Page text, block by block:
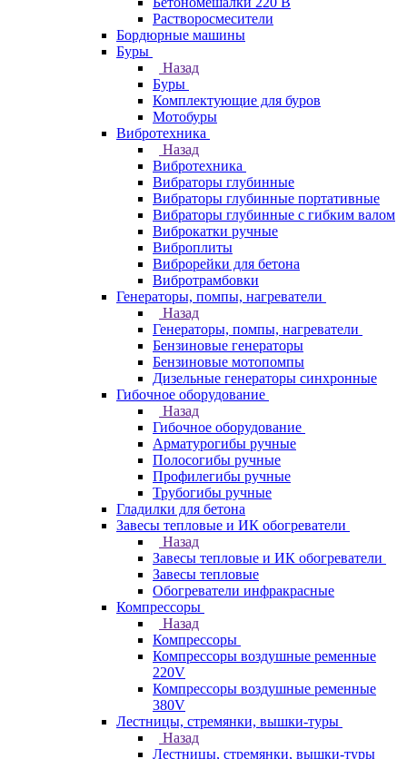
Растворосмесители
Бордюрные машины
Буры
Назад
Буры
Комплектующие для буров
Мотобуры
Вибротехника
Назад
Вибротехника
Вибраторы глубинные
Вибраторы глубинные портативные
Вибраторы глубинные с гибким валом
Виброкатки ручные
Виброплиты
Виброрейки для бетона
Вибротрамбовки
Генераторы, помпы, нагреватели
Назад
Генераторы, помпы, нагреватели
Бензиновые генераторы
Бензиновые мотопомпы
Дизельные генераторы синхронные
Гибочное оборудование
Назад
Гибочное оборудование
Арматурогибы ручные
Полосогибы ручные
Профилегибы ручные
Трубогибы ручные
Гладилки для бетона
Завесы тепловые и ИК обогреватели
Назад
Завесы тепловые и ИК обогреватели
Завесы тепловые
Обогреватели инфракрасные
Компрессоры
Назад
Компрессоры
Компрессоры воздушные ременные
220V
Компрессоры воздушные ременные
380V
Лестницы, стремянки, вышки-туры
Назад
Лестницы, стремянки, вышки-туры